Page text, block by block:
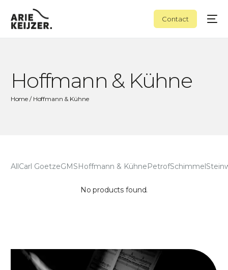
Contact
Hoffmann & Kühne
Home / Hoffmann & Kühne
AllCarl GoetzeGMSHoffmann & KühnePetrofSchimmel
No products found.